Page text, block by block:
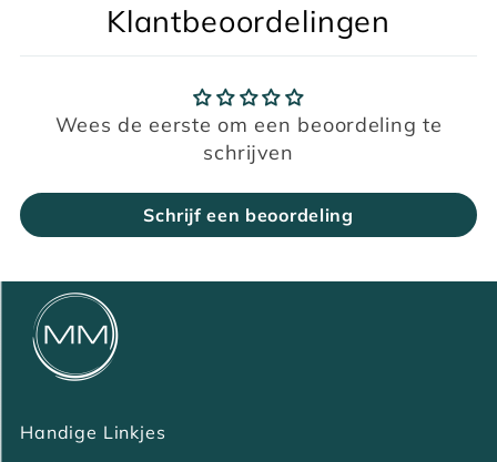
Klantbeoordelingen
Wees de eerste om een beoordeling te
schrijven
Schrijf een beoordeling
Handige Linkjes